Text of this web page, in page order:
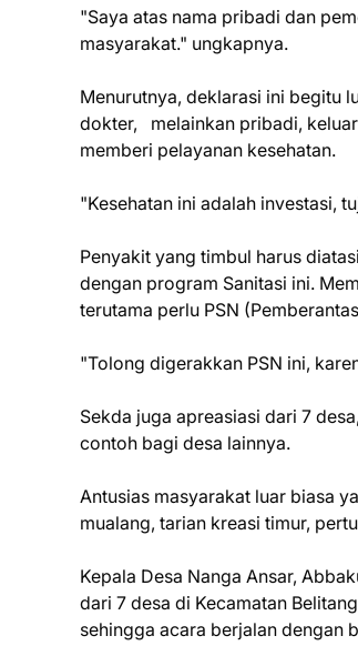
"Saya atas nama pribadi dan
masyarakat." ungkapnya.
Menurutnya, deklarasi ini begitu
dokter, melainkan pribadi,
memberi pelayanan kesehatan.
"Kesehatan ini adalah investasi,
Penyakit yang timbul harus
dengan program Sanitasi ini.
terutama perlu PSN
"Tolong digerakkan PSN ini,
Sekda juga apreasiasi dari 7
contoh bagi desa lainnya.
Antusias masyarakat luar biasa
mualang, tarian kreasi timur,
Kepala Desa Nanga Ansar,
dari 7 desa di Kecamatan
sehingga acara berjalan dengan